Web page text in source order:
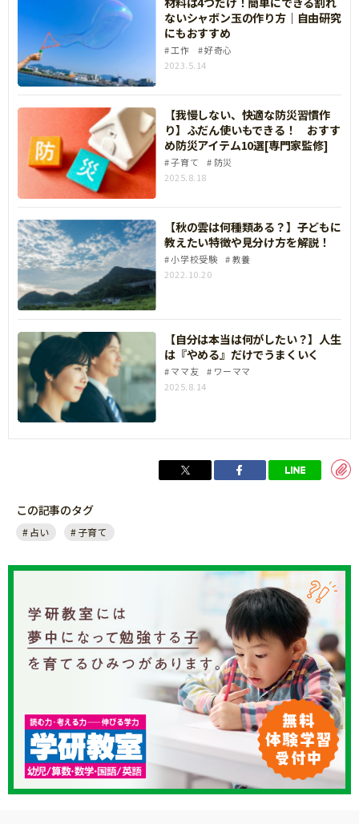
ないシャボン玉の作り方｜自由研究
にもおすすめ
工作
好奇心
2023.5.14
【我慢しない、快適な防災習慣作
り】ふだん使いもできる！ おすす
め防災アイテム10選[専門家監修]
子育て
防災
2025.8.18
【秋の雲は何種類ある？】子どもに
教えたい特徴や見分け方を解説！
小学校受験
教養
2022.10.20
【自分は本当は何がしたい？】人生
は『やめる』だけでうまくいく
ママ友
ワーママ
2025.8.14
この記事のタグ
占い 子育て